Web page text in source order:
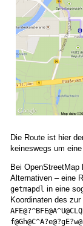
Die Route ist hier
keineswegs um
Bei
Alternativen – eine
getmapdl in eine
Koordinaten des